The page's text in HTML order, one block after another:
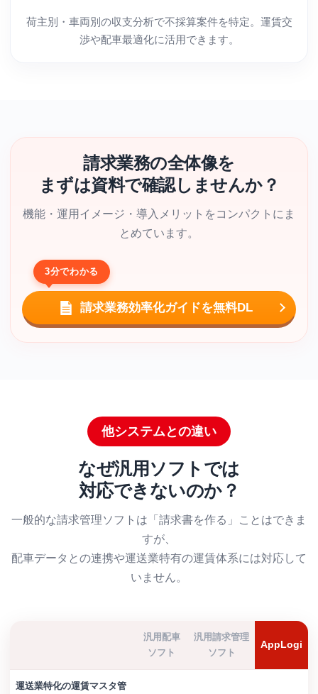
荷主別・車両別の収支分析で不採算案件を特定。運賃交
渉や配車最適化に活用できます。
請求業務の全体像を
まずは資料で確認しませんか？
機能・運用イメージ・導入メリットをコンパクトにま
とめています。
3分でわかる
請求業務効率化ガイドを無料DL
他システムとの違い
なぜ汎用ソフトでは
対応できないのか？
一般的な請求管理ソフトは「請求書を作る」ことはできま
すが、
配車データとの連携や運送業特有の運賃体系には対応して
いません。
汎用配車
ソフト
汎用請求管理
ソフト
AppLogi
運送業特化の運賃マスタ管